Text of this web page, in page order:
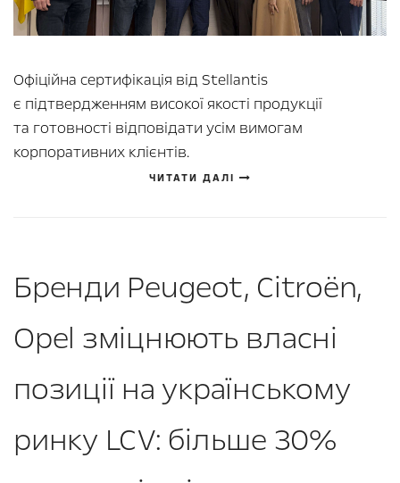
Офіційна сертифікація від Stellantis
є підтвердженням високої якості продукції
та готовності відповідати усім вимогам
корпоративних клієнтів.
ЧИТАТИ ДАЛІ
Бренди Peugeot, Citroën,
Opel зміцнюють власні
позиції на українському
ринку LCV: більше 30%